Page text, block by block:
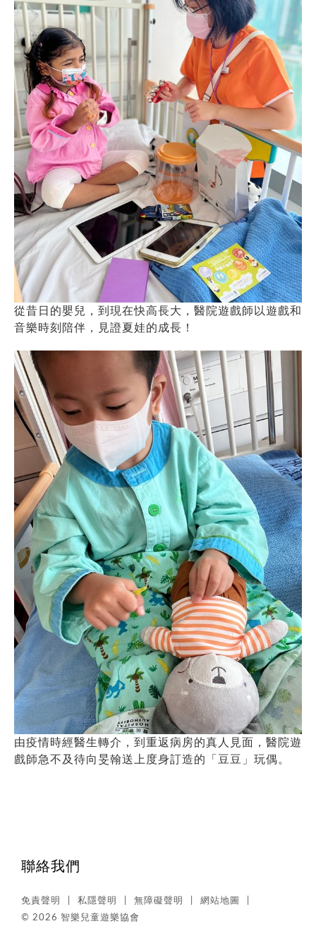
從昔日的嬰兒，到現在快高長大，醫院遊戲師以遊戲和
音樂時刻陪伴，見證夏娃的成長！
由疫情時經醫生轉介，到重返病房的真人見面，醫院遊
戲師急不及待向旻翰送上度身訂造的「豆豆」玩偶。
聯絡我們
免責聲明 私隱聲明 無障礙聲明
網站地圖
© 2026 智樂兒童遊樂協會